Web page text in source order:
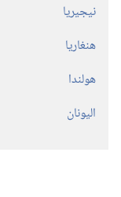
نيجيريا
هنغاريا
هولندا
اليونان